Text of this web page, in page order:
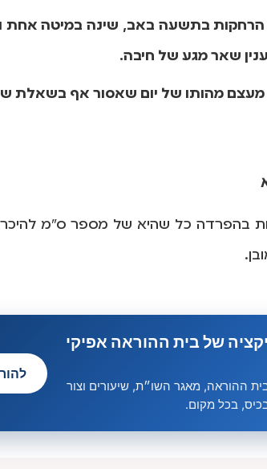
בתשעה באב, שינה במיטה אחת
שאר מגע של חיבה.
מהותו של יום שאסור אף בשאלת
בהפרדה כל שהיא של מספר ס"מ
של בית ההוראה אפיקי
ההוראה, מאגר השו״ת, שיעורים וצור
בכל מקום.